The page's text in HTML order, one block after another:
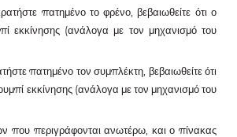
πατημένο το φρένο, βεβαιωθείτε ότι ο
εκκίνησης (ανάλογα με τον μηχανισμό του
πατημένο τον συμπλέκτη, βεβαιωθείτε ότι
εκκίνησης (ανάλογα με τον μηχανισμό του
που περιγράφονται ανωτέρω, και ο πίνακας